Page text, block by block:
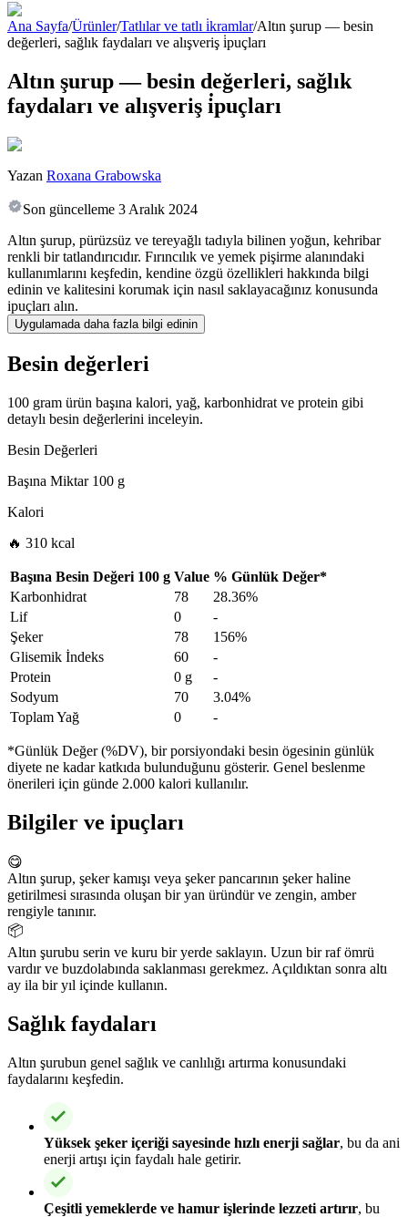
Ana Sayfa/Ürünler/Tatlılar ve tatlı i̇kramlar/Altın şurup — besin
değerleri, sağlık faydaları ve alışveriş i̇puçları
Altın şurup — besin değerleri, sağlık
faydaları ve alışveriş i̇puçları
Yazan Roxana Grabowska
Son güncelleme 3 Aralık 2024
Altın şurup, pürüzsüz ve tereyağlı tadıyla bilinen yoğun, kehribar
renkli bir tatlandırıcıdır. Fırıncılık ve yemek pişirme alanındaki
kullanımlarını keşfedin, kendine özgü özellikleri hakkında bilgi
edinin ve kalitesini korumak için nasıl saklayacağınız konusunda
ipuçları alın.
Uygulamada daha fazla bilgi edinin
Besin değerleri
100 gram ürün başına kalori, yağ, karbonhidrat ve protein gibi
detaylı besin değerlerini inceleyin.
Besin Değerleri
Başına Miktar100 g
Kalori
🔥 310 kcal
Başına Besin Değeri 100 g Value % Günlük Değer*
Karbonhidrat
78
28.36%
Lif
0
-
Şeker
78
156%
Glisemik İndeks
60
-
Protein
0 g
-
Sodyum
70
3.04%
Toplam Yağ
0 -
*Günlük Değer (%DV), bir porsiyondaki besin ögesinin günlük
diyete ne kadar katkıda bulunduğunu gösterir. Genel beslenme
önerileri için günde 2.000 kalori kullanılır.
Bilgiler ve ipuçları
😋
Altın şurup, şeker kamışı veya şeker pancarının şeker haline
getirilmesi sırasında oluşan bir yan üründür ve zengin, amber
rengiyle tanınır.
📦
Altın şurubu serin ve kuru bir yerde saklayın. Uzun bir raf ömrü
vardır ve buzdolabında saklanması gerekmez. Açıldıktan sonra altı
ay ila bir yıl içinde kullanın.
Sağlık faydaları
Altın şurubun genel sağlık ve canlılığı artırma konusundaki
faydalarını keşfedin.
Yüksek şeker içeriği sayesinde hızlı enerji sağlar, bu da ani
enerji artışı için faydalı hale getirir.
Çeşitli yemeklerde ve hamur işlerinde lezzeti artırır, bu